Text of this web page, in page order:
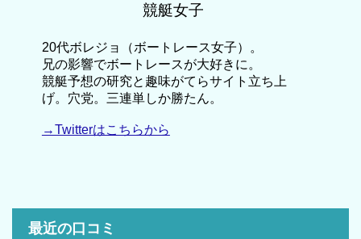
競艇女子
20代ボレジョ（ボートレース女子）。
兄の影響でボートレースが大好きに。
競艇予想の研究と趣味がてらサイト立ち上
げ。穴党。三連単しか勝たん。
→Twitterはこちらから
最近の口コミ